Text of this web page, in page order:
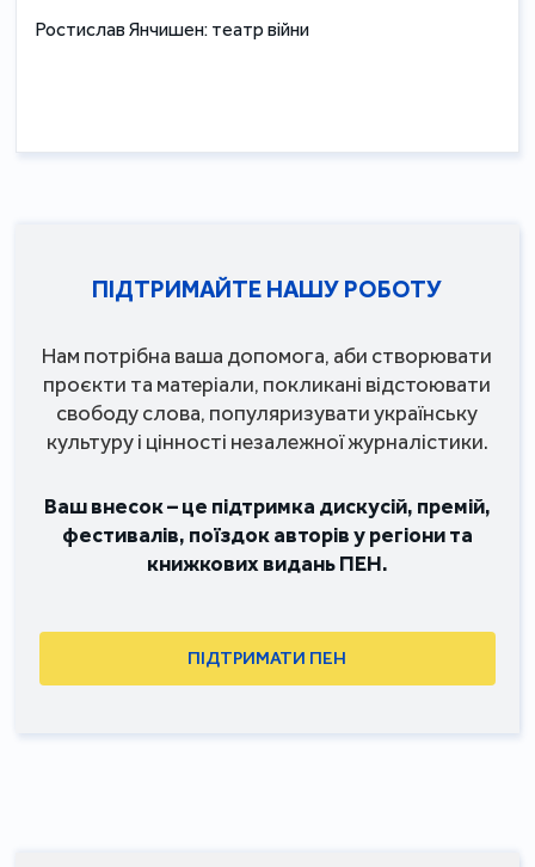
Ростислав Янчишен: театр війни
ПІДТРИМАЙТЕ НАШУ РОБОТУ
Нам потрібна ваша допомога, аби створювати
проєкти та матеріали, покликані відстоювати
свободу слова, популяризувати українську
культуру і цінності незалежної журналістики.
Ваш внесок – це підтримка дискусій, премій,
фестивалів, поїздок авторів у регіони та
книжкових видань ПЕН.
ПІДТРИМАТИ ПЕН